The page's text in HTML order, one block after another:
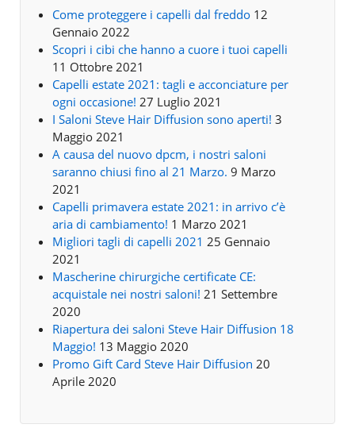
Come proteggere i capelli dal freddo 12
Gennaio 2022
Scopri i cibi che hanno a cuore i tuoi capelli
11 Ottobre 2021
Capelli estate 2021: tagli e acconciature per
ogni occasione! 27 Luglio 2021
I Saloni Steve Hair Diffusion sono aperti! 3
Maggio 2021
A causa del nuovo dpcm, i nostri saloni
saranno chiusi fino al 21 Marzo. 9 Marzo
2021
Capelli primavera estate 2021: in arrivo c’è
aria di cambiamento! 1 Marzo 2021
Migliori tagli di capelli 2021 25 Gennaio
2021
Mascherine chirurgiche certificate CE:
acquistale nei nostri saloni! 21 Settembre
2020
Riapertura dei saloni Steve Hair Diffusion 18
Maggio! 13 Maggio 2020
Promo Gift Card Steve Hair Diffusion 20
Aprile 2020